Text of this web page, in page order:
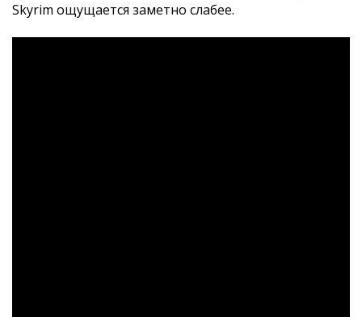
Skyrim ощущается заметно слабее.